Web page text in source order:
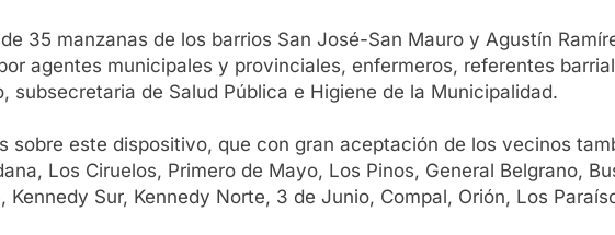
35 manzanas de los barrios San José-San Mauro y Agustín
agentes municipales y provinciales, enfermeros, referentes
subsecretaria de Salud Pública e Higiene de la Municipalidad.
sobre este dispositivo, que con gran aceptación de los vecinos
Los Ciruelos, Primero de Mayo, Los Pinos, General Belgrano,
Sur, Kennedy Norte, 3 de Junio, Compal, Orión, Los